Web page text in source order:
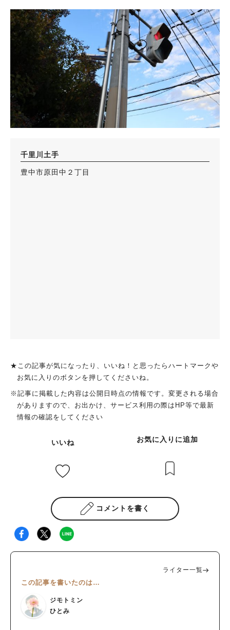
千里川土手
豊中市原田中２丁目
★この記事が気になったり、いいね！と思ったらハートマークや
お気に入りのボタンを押してくださいね。
※記事に掲載した内容は公開日時点の情報です。変更される場合
がありますので、お出かけ、サービス利用の際はHP等で最新
情報の確認をしてください
いいね お気に入りに追加
コメントを書く
ライター一覧
この記事を書いたのは…
ジモトミン
ひとみ